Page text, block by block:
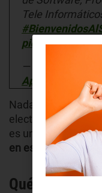
Tele
pic.twitter.com/
—
April 17, 2024
Nada más lejos de
electricidad esuna
es una rama
en estos dos
Qué es la